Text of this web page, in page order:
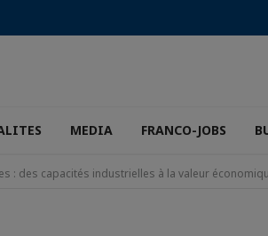
MEDIA FRANCO-JOBS
: des capacités industrielles à la valeur